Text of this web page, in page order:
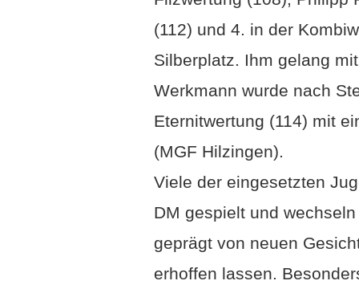
(112) und 4. in der
Silberplatz. Ihm gelang
Werkmann wurde nach
Eternitwertung (114) mit
(MGF Hilzingen).
Viele der eingesetzten
DM gespielt und
geprägt von neuen
erhoffen lassen.